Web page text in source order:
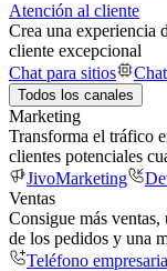
Atención al cliente
Crea una experiencia
cliente excepcional
Chat para sitios
Todos los canales
Marketing
Transforma el tráfico
clientes potenciales
JivoMarketing
Ventas
Consigue más
de los pedidos y una
Teléfono